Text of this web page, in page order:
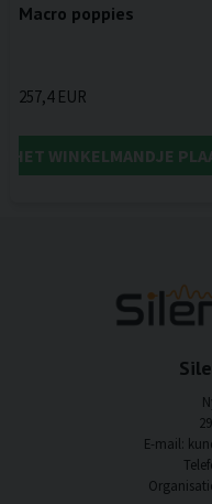
Macro poppies
257,4 EUR
HET WINKELMANDJE
E-mail: